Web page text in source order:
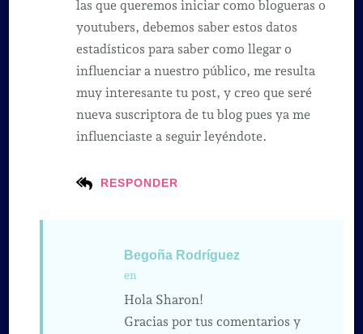
RESPONDER
las que queremos iniciar como blogueras o
youtubers, debemos saber estos datos
estadísticos para saber como llegar o
influenciar a nuestro público, me resulta
muy interesante tu post, y creo que seré
nueva suscriptora de tu blog pues ya me
influenciaste a seguir leyéndote.
Begoña Rodríguez
en
Hola Sharon!
Gracias por tus comentarios y